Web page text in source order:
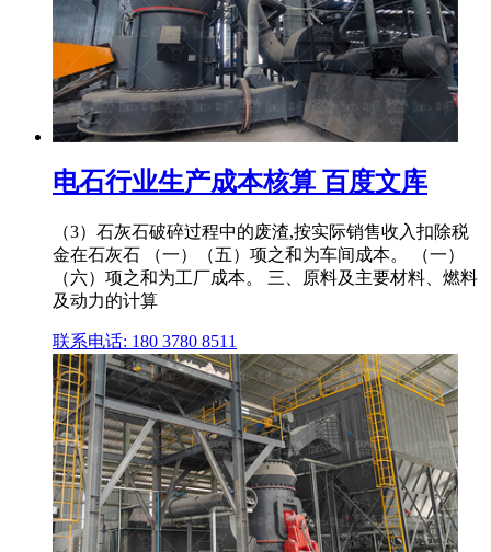
电石行业生产成本核算 百度文库
（3）石灰石破碎过程中的废渣,按实际销售收入扣除税
金在石灰石 （一）（五）项之和为车间成本。 （一）
（六）项之和为工厂成本。 三、原料及主要材料、燃料
及动力的计算
联系电话: 180 3780 8511